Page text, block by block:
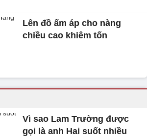
Lên đồ ấm áp cho nàng
chiều cao khiêm tốn
Vì sao Lam Trường được
gọi là anh Hai suốt nhiều